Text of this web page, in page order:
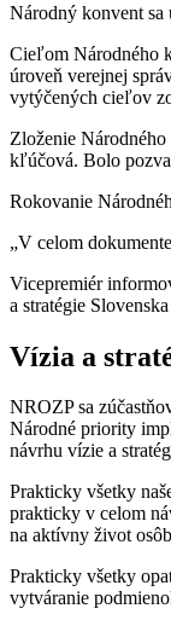
Národný konvent sa
Cieľom Národného
úroveň verejnej
vytýčených cieľov
Zloženie
kľúčová. Bolo
Rokovanie
„V celom
Vicepremiér
a stratégie
Vízia a
NROZP sa
Národné priority
návrhu vízie a
Prakticky všetky
prakticky v celom
na aktívny život
Prakticky všetky
vytváranie